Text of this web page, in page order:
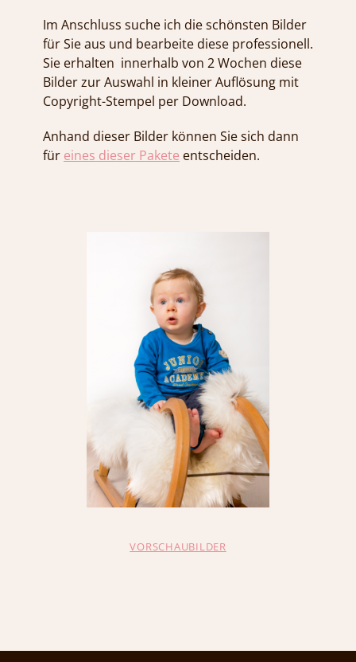
Im Anschluss suche ich die schönsten Bilder
für Sie aus und bearbeite diese professionell.
Sie erhalten innerhalb von 2 Wochen diese
Bilder zur Auswahl in kleiner Auflösung mit
Copyright-Stempel per Download.
Anhand dieser Bilder können Sie sich dann
für eines dieser Pakete entscheiden.
VORSCHAUBILDER